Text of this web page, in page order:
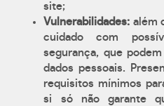
site;
Vulnerabilidades: além
cuidado com
segurança, que
dados pessoais.
requisitos mínimos
si só não garante